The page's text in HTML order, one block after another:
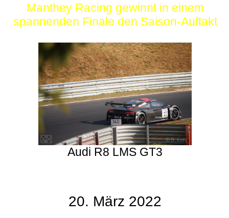
Manthey Racing gewinnt in einem
spannenden Finale den Saison-Auftakt
Audi R8 LMS GT3
20. März 2022